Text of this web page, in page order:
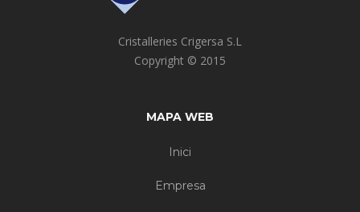
Cristalleries Crigersa S.L
Copyright © 2015
MAPA WEB
Inici
Empresa